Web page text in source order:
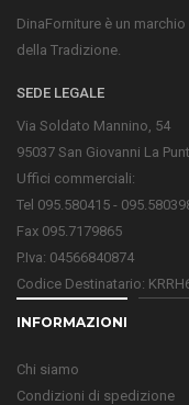
DinaForniture è un marchio
della Tradizione.
SEDE LEGALE
Via Soldato Mannino, 54
95037 San Giovanni La
Uffici commerciali:
Tel 095.580415 -
Fax 095.7179865
P.Iva: 04566840874
Codice Destinatario:
INFORMAZIONI
Chi siamo
Condizioni di spedizione